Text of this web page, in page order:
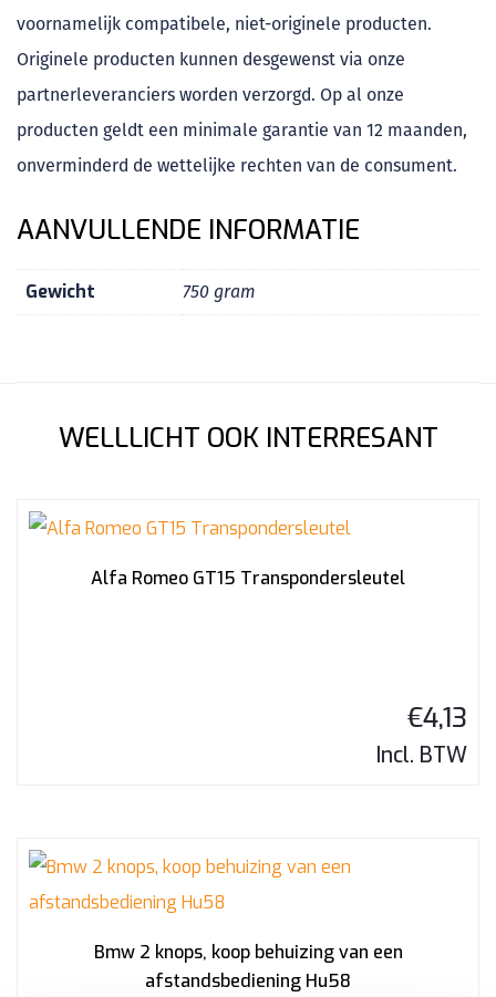
voornamelijk compatibele, niet-originele producten.
Originele producten kunnen desgewenst via onze
partnerleveranciers worden verzorgd. Op al onze
producten geldt een minimale garantie van 12 maanden,
onverminderd de wettelijke rechten van de consument.
AANVULLENDE INFORMATIE
Gewicht 750 gram
WELLLICHT OOK INTERRESANT
Alfa Romeo GT15 Transpondersleutel
€4,13
Incl. BTW
Bmw 2 knops, koop behuizing van een
afstandsbediening Hu58